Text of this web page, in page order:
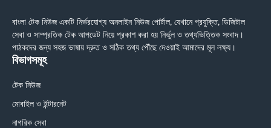
বাংলা টেক নিউজ একটি নির্ভরযোগ্য অনলাইন নিউজ পোর্টাল, যেখানে প্রযুক্তি, ডিজিটাল
সেবা ও সাম্প্রতিক টেক আপডেট নিয়ে প্রকাশ করা হয় নির্ভুল ও তথ্যভিত্তিক সংবাদ।
পাঠকদের জন্য সহজ ভাষায় দ্রুত ও সঠিক তথ্য পৌঁছে দেওয়াই আমাদের মূল লক্ষ্য।
বিভাগসমূহ
টেক নিউজ
মোবাইল ও ইন্টারনেট
নাগরিক সেবা